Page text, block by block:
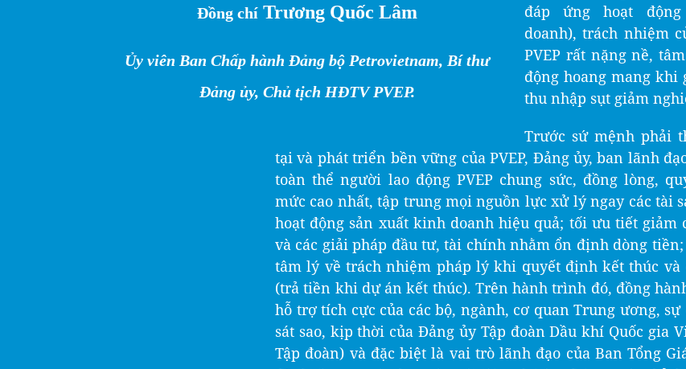
Đồng chí Trương Quốc Lâm
Ủy viên Ban Chấp hành Đảng bộ Petrovietnam, Bí thư
Đảng ủy, Chủ tịch HĐTV PVEP.
đáp ứng hoạt
doanh), trách nhiệm
PVEP rất nặng nề,
động hoang mang khi
thu nhập sụt giảm
Trước sứ mệnh phải
tại và phát triển bền vững của PVEP, Đảng ủy, ban lãnh
toàn thể người lao động PVEP chung sức, đồng lòng,
mức cao nhất, tập trung mọi nguồn lực xử lý ngay các tài
hoạt động sản xuất kinh doanh hiệu quả; tối ưu tiết giảm
và các giải pháp đầu tư, tài chính nhằm ổn định dòng
tâm lý về trách nhiệm pháp lý khi quyết định kết thúc và
(trả tiền khi dự án kết thúc). Trên hành trình đó, đồng
hỗ trợ tích cực của các bộ, ngành, cơ quan Trung ương,
sát sao, kịp thời của Đảng ủy Tập đoàn Dầu khí Quốc gia
Tập đoàn) và đặc biệt là vai trò lãnh đạo của Ban Tổng